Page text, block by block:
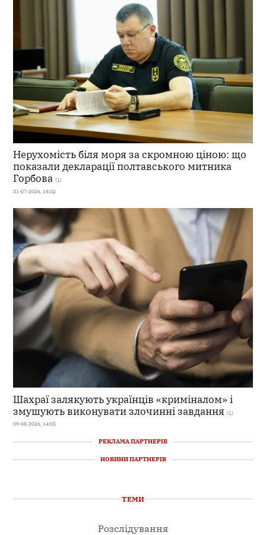
Нерухомість біля моря за скромною ціною: що
показали декларації полтавського митника
Горбова (1)
31-07-2026, 18:02
Шахраї залякують українців «криміналом» і
змушують виконувати злочинні завдання (1)
09-08-2026, 14:05
РЕКЛАМА ПАРТНЕРІВ
НОВИНИ ПАРТНЕРІВ
ТЕМИ
Розслідування